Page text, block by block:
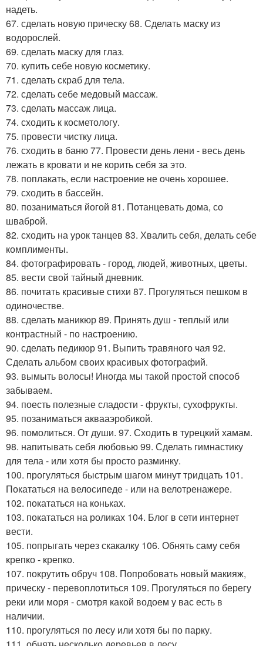
надеть.
67. сделать новую прическу 68. Сделать маску из
водорослей.
69. сделать маску для глаз.
70. купить себе новую косметику.
71. сделать скраб для тела.
72. сделать себе медовый массаж.
73. сделать массаж лица.
74. сходить к косметологу.
75. провести чистку лица.
76. сходить в баню 77. Провести день лени - весь день
лежать в кровати и не корить себя за это.
78. поплакать, если настроение не очень хорошее.
79. сходить в бассейн.
80. позаниматься йогой 81. Потанцевать дома, со
шваброй.
82. сходить на урок танцев 83. Хвалить себя, делать себе
комплименты.
84. фотографировать - город, людей, животных, цветы.
85. вести свой тайный дневник.
86. почитать красивые стихи 87. Прогуляться пешком в
одиночестве.
88. сделать маникюр 89. Принять душ - теплый или
контрастный - по настроению.
90. сделать педикюр 91. Выпить травяного чая 92.
Сделать альбом своих красивых фотографий.
93. вымыть волосы! Иногда мы такой простой способ
забываем.
94. поесть полезные сладости - фрукты, сухофрукты.
95. позаниматься аквааэробикой.
96. помолиться. От души. 97. Сходить в турецкий хамам.
98. напитывать себя любовью 99. Сделать гимнастику
для тела - или хотя бы просто разминку.
100. прогуляться быстрым шагом минут тридцать 101.
Покататься на велосипеде - или на велотренажере.
102. покататься на коньках.
103. покататься на роликах 104. Блог в сети интернет
вести.
105. попрыгать через скакалку 106. Обнять саму себя
крепко - крепко.
107. покрутить обруч 108. Попробовать новый макияж,
прическу - перевоплотиться 109. Прогуляться по берегу
реки или моря - смотря какой водоем у вас есть в
наличии.
110. прогуляться по лесу или хотя бы по парку.